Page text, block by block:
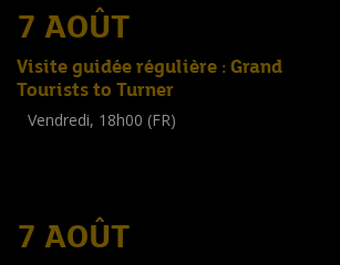
7 AOÛT
Visite guidée régulière : Grand
Tourists to Turner
Vendredi, 18h00 (FR)
7 AOÛT